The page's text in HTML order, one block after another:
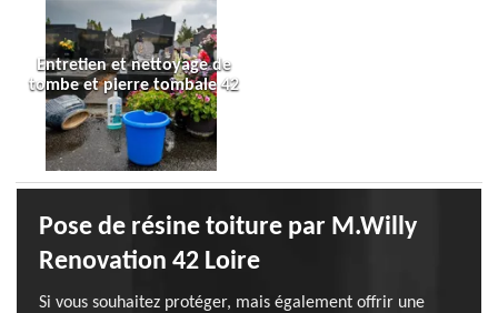
Entretien et nettoyage de
tombe et pierre tombale 42
Pose de résine toiture par M.Willy
Renovation 42 Loire
Si vous souhaitez protéger, mais également offrir une